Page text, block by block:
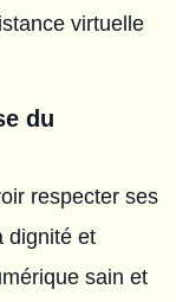
virtuelle
du
respecter ses
dignité et
sain et